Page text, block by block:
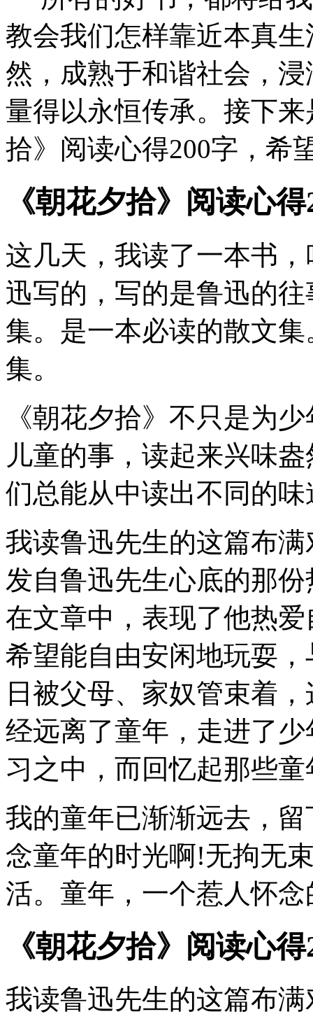
教会我们怎样靠近本真
然，成熟于和谐社会，
量得以永恒传承。接下
拾》阅读心得200字，希
《朝花夕拾》阅读心
这几天，我读了一本书
迅写的，写的是鲁迅的
集。是一本必读的散文
集。
《朝花夕拾》不只是为
儿童的事，读起来兴味
们总能从中读出不同的味
我读鲁迅先生的这篇布
发自鲁迅先生心底的那
在文章中，表现了他热
希望能自由安闲地玩耍
日被父母、家奴管束着
经远离了童年，走进了
习之中，而回忆起那些
我的童年已渐渐远去，
念童年的时光啊!无拘无
活。童年，一个惹人怀
《朝花夕拾》阅读心
我读鲁迅先生的这篇布